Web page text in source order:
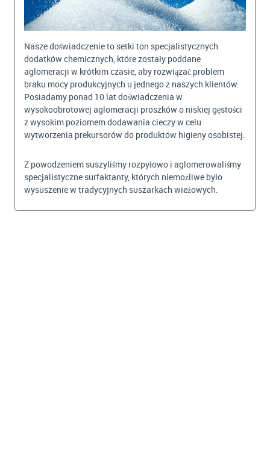
Nasze doświadczenie to setki ton specjalistycznych
dodatków chemicznych, które zostały poddane
aglomeracji w krótkim czasie, aby rozwiązać problem
braku mocy produkcyjnych u jednego z naszych klientów.
Posiadamy ponad 10 lat doświadczenia w
wysokoobrotowej aglomeracji proszków o niskiej gęstości
z wysokim poziomem dodawania cieczy w celu
wytworzenia prekursorów do produktów higieny osobistej.
Z powodzeniem suszyliśmy rozpyłowo i aglomerowaliśmy
specjalistyczne surfaktanty, których niemożliwe było
wysuszenie w tradycyjnych suszarkach wieżowych.